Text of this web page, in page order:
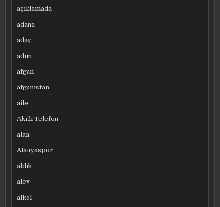
açıklamada
adana
aday
adım
afgan
afganistan
aile
Akıllı Telefon
alan
Alanyaspor
aldık
alev
alkol